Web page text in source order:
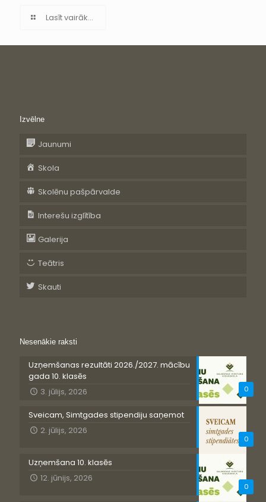
Lasīt vairāk...
Izvēlne
Jaunumi
Skola
Skolēnu pašpārvalde
Interešu izglītība
Galerija
Teātris
Skauti
Nesenākie raksti
0
Uzņemšanas rezultāti 2026./2027. mācību
gada 10. klasēs
3. jūlijs, 2026
0
Sveicam, Simtgades stipendiju saņemot
2. jūlijs, 2026
0
Uzņemšana 10. klasēs
12. jūnijs, 2026